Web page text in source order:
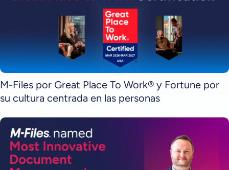
M-Files por Great Place To Work® y Fortune por
su cultura centrada en las personas